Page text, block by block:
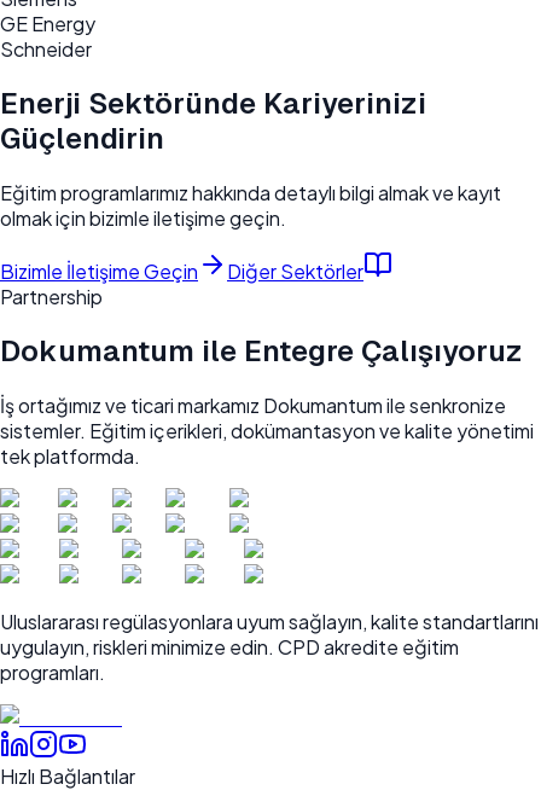
GE Energy
Schneider
Enerji Sektöründe Kariyerinizi
Güçlendirin
Eğitim programlarımız hakkında detaylı bilgi almak ve kayıt
olmak için bizimle iletişime geçin.
Bizimle İletişime Geçin
Diğer Sektörler
Partnership
Dokumantum ile Entegre Çalışıyoruz
İş ortağımız ve ticari markamız Dokumantum ile senkronize
sistemler. Eğitim içerikleri, dokümantasyon ve kalite yönetimi
tek platformda.
Uluslararası regülasyonlara uyum sağlayın, kalite standartlarını
uygulayın, riskleri minimize edin. CPD akredite eğitim
programları.
Hızlı Bağlantılar